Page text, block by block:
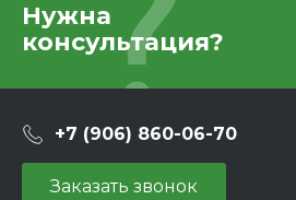
Нужна
консультация?
+7 (906) 860-06-70
Заказать звонок